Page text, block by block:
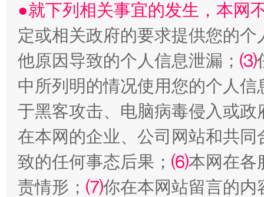
全民健身五年计划来了！等你上场
●就下列相关事宜的发生，本网
定或相关政府的要求提供您的个
他原因导致的个人信息泄漏； ⑶
中所列明的情况使用您的个人
于黑客攻击、电脑病毒侵入或
在本网的企业、公司网站和共
致的任何事态后果； ⑹本网在各
责情形； ⑺你在本网站留言的内